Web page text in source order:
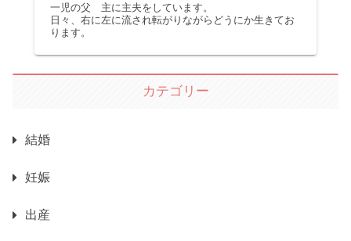
一児の父 主に主夫をしています。
日々、右に左に流され転がりながらどうにか生きてお
ります。
カテゴリー
結婚
妊娠
出産